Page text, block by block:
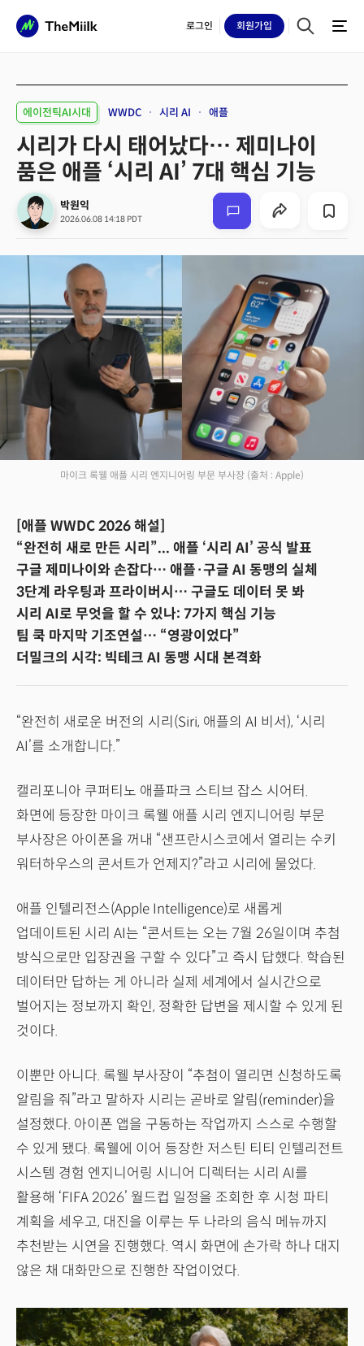
로그인 회원가입
에이전틱AI시대 WWDC 시리 AI 애플
시리가 다시 태어났다… 제미나이
품은 애플 ‘시리 AI’ 7대 핵심 기능
박원익
2026.06.08 14:18 PDT
마이크 록웰 애플 시리 엔지니어링 부문 부사장 (출처 : Apple)
[애플 WWDC 2026 해설]
“완전히 새로 만든 시리”... 애플 ‘시리 AI’ 공식 발표
구글 제미나이와 손잡다… 애플·구글 AI 동맹의 실체
3단계 라우팅과 프라이버시… 구글도 데이터 못 봐
시리 AI로 무엇을 할 수 있나: 7가지 핵심 기능
팀 쿡 마지막 기조연설… “영광이었다”
더밀크의 시각: 빅테크 AI 동맹 시대 본격화
“완전히 새로운 버전의 시리(Siri, 애플의 AI 비서), ‘시리
AI’를 소개합니다.”
캘리포니아 쿠퍼티노 애플파크 스티브 잡스 시어터.
화면에 등장한 마이크 록웰 애플 시리 엔지니어링 부문
부사장은 아이폰을 꺼내 “샌프란시스코에서 열리는 수키
워터하우스의 콘서트가 언제지?”라고 시리에 물었다.
애플 인텔리전스(Apple Intelligence)로 새롭게
업데이트된 시리 AI는 “콘서트는 오는 7월 26일이며 추첨
방식으로만 입장권을 구할 수 있다”고 즉시 답했다. 학습된
데이터만 답하는 게 아니라 실제 세계에서 실시간으로
벌어지는 정보까지 확인, 정확한 답변을 제시할 수 있게 된
것이다.
이뿐만 아니다. 록웰 부사장이 “추첨이 열리면 신청하도록
알림을 줘”라고 말하자 시리는 곧바로 알림(reminder)을
설정했다. 아이폰 앱을 구동하는 작업까지 스스로 수행할
수 있게 됐다. 록웰에 이어 등장한 저스틴 티티 인텔리전트
시스템 경험 엔지니어링 시니어 디렉터는 시리 AI를
활용해 ‘FIFA 2026’ 월드컵 일정을 조회한 후 시청 파티
계획을 세우고, 대진을 이루는 두 나라의 음식 메뉴까지
추천받는 시연을 진행했다. 역시 화면에 손가락 하나 대지
않은 채 대화만으로 진행한 작업이었다.